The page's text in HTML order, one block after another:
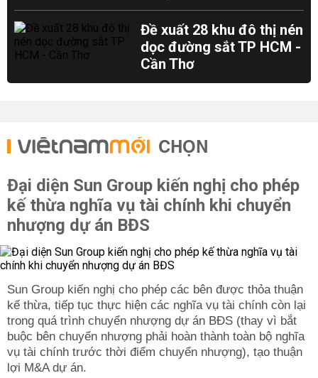
Đề xuất 28 khu đô thị nén
dọc đường sắt TP HCM -
Cần Thơ
CHỌN
Đại diện Sun Group kiến nghị cho phép
kế thừa nghĩa vụ tài chính khi chuyển
nhượng dự án BĐS
Sun Group kiến nghị cho phép các bên được thỏa thuận
kế thừa, tiếp tục thực hiện các nghĩa vụ tài chính còn lại
trong quá trình chuyển nhượng dự án BĐS (thay vì bắt
buộc bên chuyển nhượng phải hoàn thành toàn bộ nghĩa
vụ tài chính trước thời điểm chuyển nhượng), tạo thuận
lợi M&A dự án.